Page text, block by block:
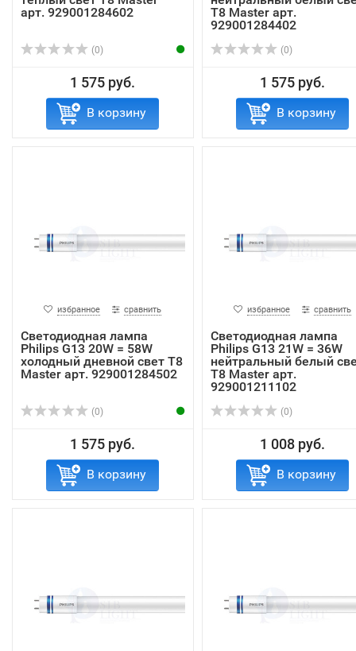
арт. 929001284602
(0)
1 575 руб.
В корзину
T8 Master арт.
929001284402
(0)
1 575 руб.
В корзину
избранное сравнить
Светодиодная лампа
Philips G13 20W = 58W
холодный дневной свет T8
Master арт. 929001284502
(0)
1 575 руб.
В корзину
избранное сравнить
Светодиодная лампа
Philips G13 21W = 36W
нейтральный белый
T8 Master арт.
929001211102
(0)
1 008 руб.
В корзину